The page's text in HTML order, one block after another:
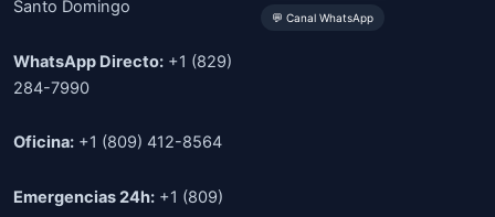
Santo Domingo
WhatsApp Directo: +1 (829)
284-7990
Oficina: +1 (809) 412-8564
Emergencias 24h: +1 (809)
💬 Canal WhatsApp